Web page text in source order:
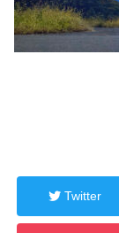
Twitter